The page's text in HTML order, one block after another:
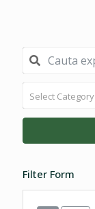
Select Category
Filter Form